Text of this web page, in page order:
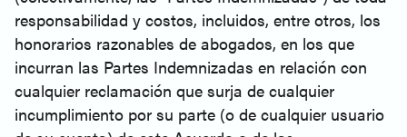
responsabilidad y costos, incluidos, entre otros, los
honorarios razonables de abogados, en los que
incurran las Partes Indemnizadas en relación con
cualquier reclamación que surja de cualquier
incumplimiento por su parte (o de cualquier usuario